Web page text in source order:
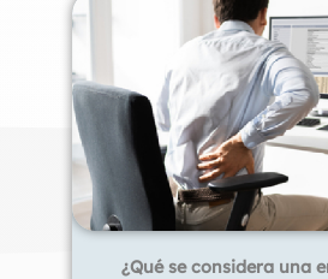
¿Qué se considera una